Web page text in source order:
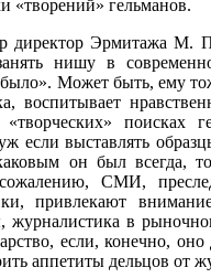
«творений» гельманов.
директор Эрмитажа М.
нишу в
Может быть, ему
воспитывает
поисках
если выставлять
он был всегда,
СМИ,
привлекают
в
если, конечно, оно
аппетиты дельцов от